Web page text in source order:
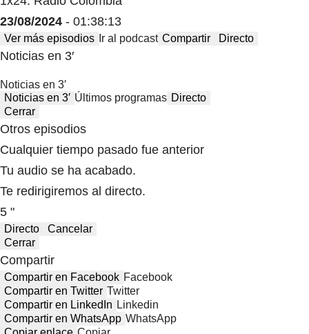
23/08/2024 - 01:38:13
Ver más episodios Ir al podcast Compartir Directo
Noticias en 3′
Noticias en 3′
Noticias en 3′ Últimos programas Directo
Cerrar
Otros episodios
Cualquier tiempo pasado fue anterior
Tu audio se ha acabado.
Te redirigiremos al directo.
5 "
Directo
Cancelar
Cerrar
Compartir
Compartir en Facebook Facebook
Compartir en Twitter Twitter
Compartir en LinkedIn Linkedin
Compartir en WhatsApp WhatsApp